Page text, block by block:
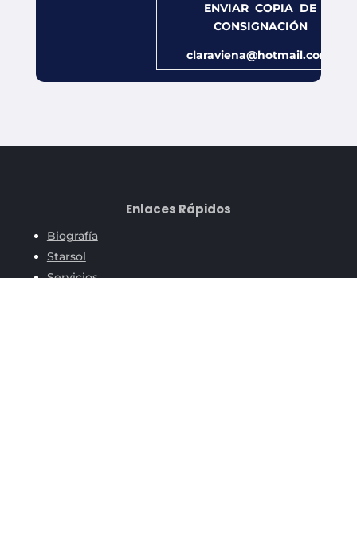
ENVIAR COPIA DE
CONSIGNACIÓN
claraviena@hotmail.com
Enlaces Rápidos
Biografía
Starsol
Servicios